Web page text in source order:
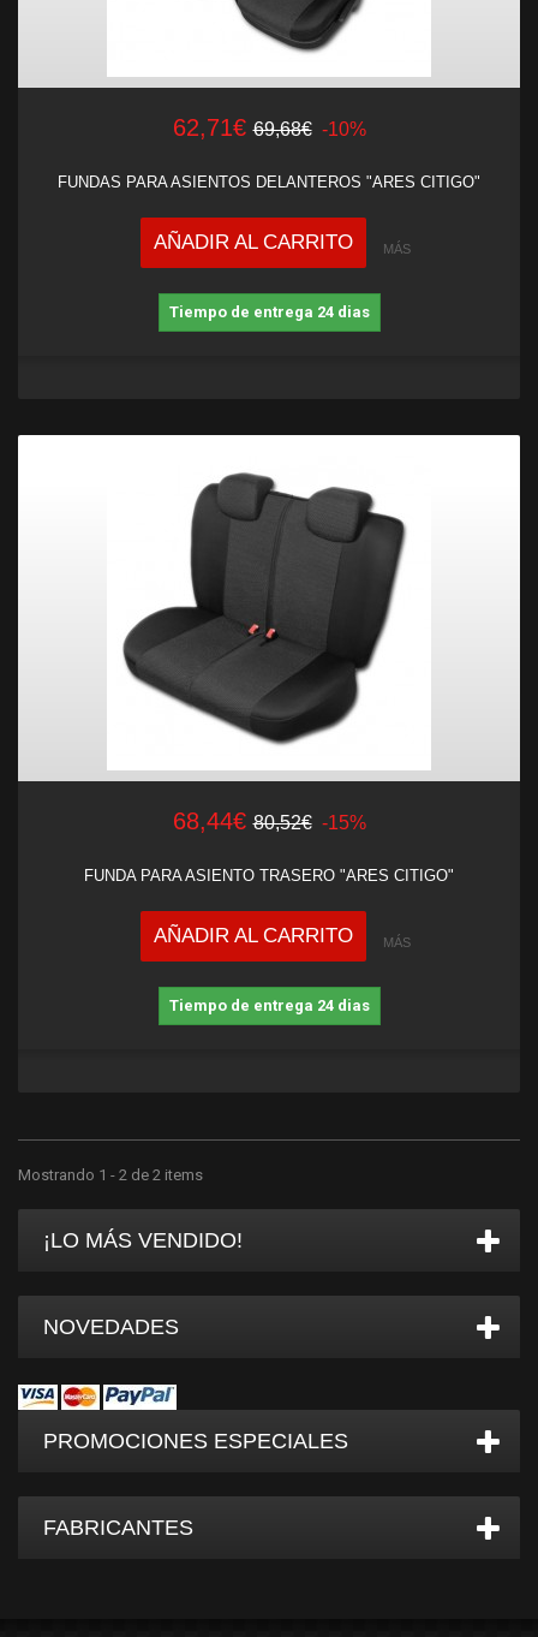
62,71€ 69,68€ -10%
FUNDAS PARA ASIENTOS DELANTEROS "ARES CITIGO"
AÑADIR AL CARRITO MÁS
Tiempo de entrega 24 dias
68,44€ 80,52€ -15%
FUNDA PARA ASIENTO TRASERO "ARES CITIGO"
AÑADIR AL CARRITO MÁS
Tiempo de entrega 24 dias
Mostrando 1 - 2 de 2 items
¡LO MÁS VENDIDO!
NOVEDADES
PROMOCIONES ESPECIALES
FABRICANTES